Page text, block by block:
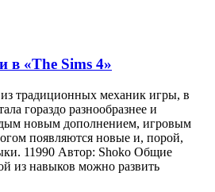
в «The Sims 4»
традиционных механик игры, в
гораздо разнообразнее и
новым дополнением, игровым
появляются новые и, порой,
11990 Автор: Shoko Общие
из навыков можно развить